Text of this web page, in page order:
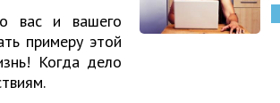
вас и вашего
примеру этой
Когда дело